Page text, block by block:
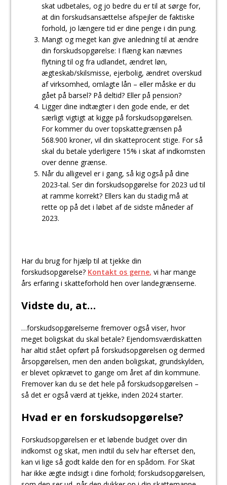
skat udbetales, og jo bedre du er til at sørge for,
at din forskudsansættelse afspejler de faktiske
forhold, jo længere tid er dine penge i din pung.
Mangt og meget kan give anledning til at ændre
din forskudsopgørelse: I flæng kan nævnes
flytning til og fra udlandet, ændret løn,
ægteskab/skilsmisse, ejerbolig, ændret overskud
af virksomhed, omlagte lån – eller måske er du
gået på barsel? På deltid? Eller på pension?
Ligger dine indtægter i den gode ende, er det
særligt vigtigt at kigge på forskudsopgørelsen.
For kommer du over topskattegrænsen på
568.900 kroner, vil din skatteprocent stige. For så
skal du betale yderligere 15% i skat af indkomsten
over denne grænse.
Når du alligevel er i gang, så kig også på dine
2023-tal. Ser din forskudsopgørelse for 2023 ud til
at ramme korrekt? Ellers kan du stadig må at
rette op på det i løbet af de sidste måneder af
2023.
Har du brug for hjælp til at tjekke din
forskudsopgørelse? Kontakt os gerne, vi har mange
års erfaring i skatteforhold hen over landegrænserne.
Vidste du, at…
…forskudsopgørelserne fremover også viser, hvor
meget boligskat du skal betale? Ejendomsværdiskatten
har altid stået opført på forskudsopgørelsen og dermed
årsopgørelsen, men den anden boligskat, grundskylden,
er blevet opkrævet to gange om året af din kommune.
Fremover kan du se det hele på forskudsopgørelsen –
så det er også værd at tjekke, inden 2024 starter.
Hvad er en forskudsopgørelse?
Forskudsopgørelsen er et løbende budget over din
indkomst og skat, men indtil du selv har efterset den,
kan vi lige så godt kalde den for en spådom. For Skat
har ikke ægte indsigt i dine forhold; forskudsopgørelsen,